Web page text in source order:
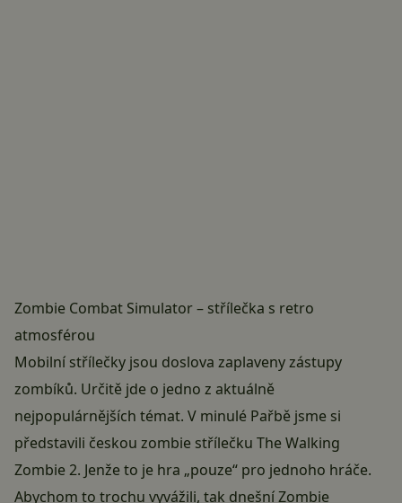
Zombie Combat Simulator – střílečka s retro
atmosférou
Mobilní střílečky jsou doslova zaplaveny zástupy
zombíků. Určitě jde o jedno z aktuálně
nejpopulárnějších témat. V minulé Pařbě jsme si
představili českou zombie střílečku The Walking
Zombie 2. Jenže to je hra „pouze“ pro jednoho hráče.
Abychom to trochu vyvážili, tak dnešní Zombie